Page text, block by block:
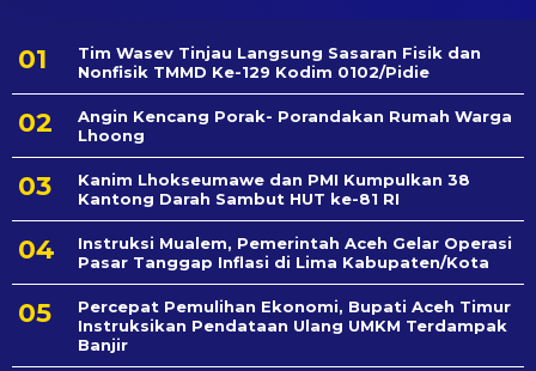
Tim Wasev Tinjau Langsung Sasaran Fisik dan
Nonfisik TMMD Ke-129 Kodim 0102/Pidie
Angin Kencang Porak- Porandakan Rumah Warga
Lhoong
Kanim Lhokseumawe dan PMI Kumpulkan 38
Kantong Darah Sambut HUT ke-81 RI
Instruksi Mualem, Pemerintah Aceh Gelar Operasi
Pasar Tanggap Inflasi di Lima Kabupaten/Kota
Percepat Pemulihan Ekonomi, Bupati Aceh Timur
Instruksikan Pendataan Ulang UMKM Terdampak
Banjir